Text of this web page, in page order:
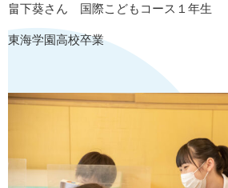
畠下葵さん 国際こどもコース１年生
東海学園高校卒業